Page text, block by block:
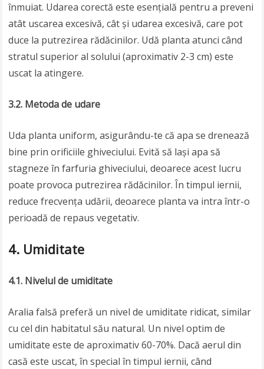
înmuiat. Udarea corectă este esențială pentru a preveni
atât uscarea excesivă, cât și udarea excesivă, care pot
duce la putrezirea rădăcinilor. Udă planta atunci când
stratul superior al solului (aproximativ 2-3 cm) este
uscat la atingere.
3.2. Metoda de udare
Uda planta uniform, asigurându-te că apa se drenează
bine prin orificiile ghiveciului. Evită să lași apa să
stagneze în farfuria ghiveciului, deoarece acest lucru
poate provoca putrezirea rădăcinilor. În timpul iernii,
reduce frecvența udării, deoarece planta va intra într-o
perioadă de repaus vegetativ.
4. Umiditate
4.1. Nivelul de umiditate
Aralia falsă preferă un nivel de umiditate ridicat, similar
cu cel din habitatul său natural. Un nivel optim de
umiditate este de aproximativ 60-70%. Dacă aerul din
casă este uscat, în special în timpul iernii, când